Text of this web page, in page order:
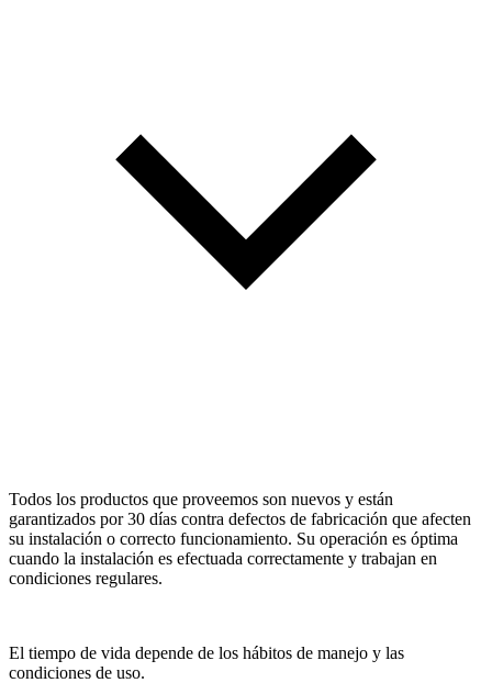
Todos los productos que proveemos son nuevos y están
garantizados por 30 días contra defectos de fabricación que afecten
su instalación o correcto funcionamiento. Su operación es óptima
cuando la instalación es efectuada correctamente y trabajan en
condiciones regulares.
El tiempo de vida depende de los hábitos de manejo y las
condiciones de uso.